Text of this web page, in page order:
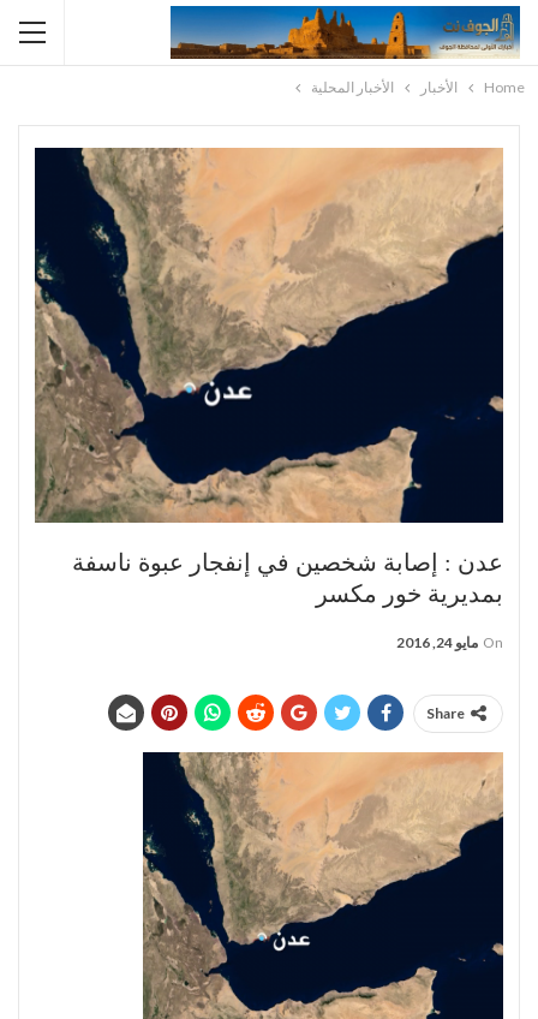
Home الأخبار الأخبار المحلية
عدن : إصابة شخصين في إنفجار عبوة ناسفة
بمديرية خور مكسر
On مايو 24, 2016
Share